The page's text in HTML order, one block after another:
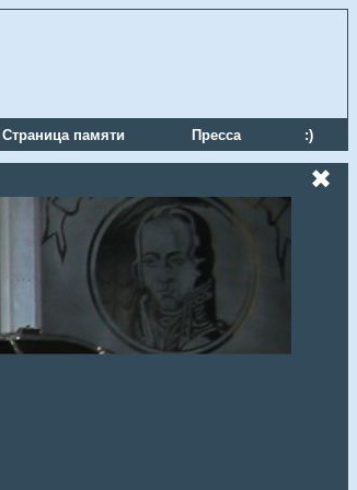
Страница памяти Пресса :)
✖